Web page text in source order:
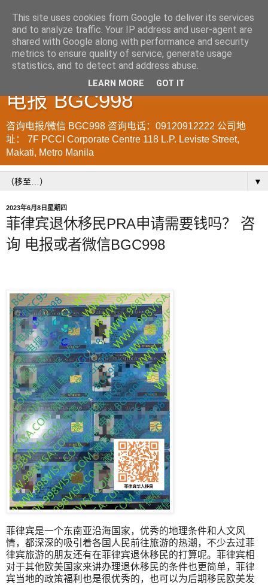
菲律宾998VISA移民公司
WWW.SRRV.DE 咨询微信/
电报 BGC998
咨询电报/微信 BGC998 咨询电话：09120912222 公司地
址： 7F PCCI Corporate Centre 118 L.P. Leviste Street,
Makati, Metro Manila
▼
2023年6月8日星期四
菲律宾退休移民PRA申请需要钱吗？ 咨
询 电报或者微信BGC998
菲律宾是一个东南亚沿海国家，优秀的地理条件和人文风
情，都深深的吸引着各国人民前往旅游的热潮，不少去过菲
律宾旅游的朋友还有在菲律宾退休移民的打算呢。菲律宾相
对于其他欧美国家来讲办理退休移民的条件也更简单，菲律
宾当地的政策福利也是很优秀的，也可以为后期移民欧美发
This site uses cookies from Google to deliver its services
and to analyze traffic. Your IP address and user-agent are
shared with Google along with performance and security
metrics to ensure quality of service, generate usage
statistics, and to detect and address abuse.
LEARN MORE GOT IT